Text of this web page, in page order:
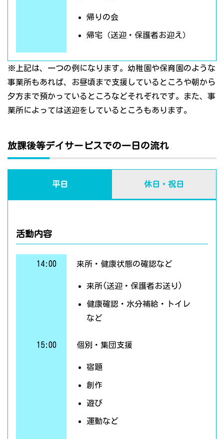
帰りの会
帰宅（送迎・保護者お迎え）
※上記は、一つの例になります。幼稚園や保育園のような
事業所もあれば、お昼頃まで支援しているところや朝から
夕方まで預かっているところなどそれぞれです。また、事
業所によっては送迎をしているところもあります。
放課後等デイサービスでの一日の流れ
平日 休日・祝日
活動内容
14:00 来所・健康状態の確認など
来所(送迎・保護者お送り)
健康確認・水分補給・トイレ
など
15:00 個別・集団支援
宿題
創作
遊び
運動など